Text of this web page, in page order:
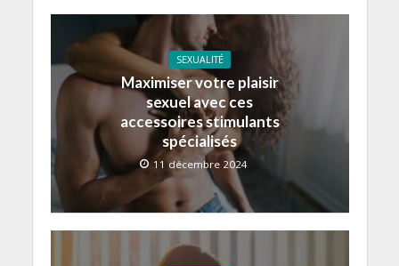
SEXUALITÉ
Maximiser votre plaisir
sexuel avec ces
accessoires stimulants
spécialisés
11 décembre 2024